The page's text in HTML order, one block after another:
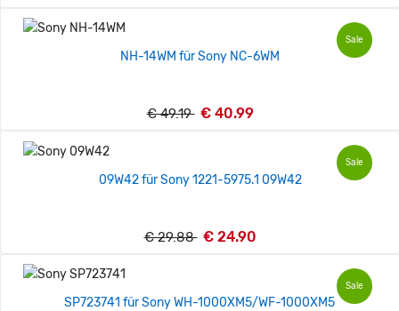
Sale
NH-14WM für Sony NC-6WM
€ 49.19 € 40.99
Sale
09W42 für Sony 1221-5975.1 09W42
€ 29.88 € 24.90
Sale
SP723741 für Sony WH-1000XM5/WF-1000XM5